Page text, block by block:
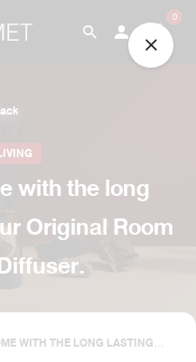
0
with the long
Original Room
WITH THE LONG LASTING